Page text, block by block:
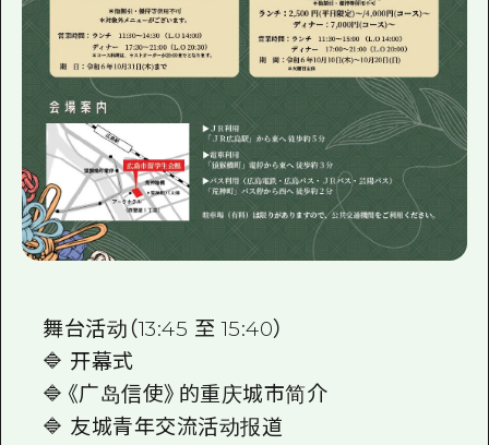
舞台活动（13:45 至 15:40）
🔷 开幕式
🔷《广岛信使》的重庆城市简介
🔷 友城青年交流活动报道